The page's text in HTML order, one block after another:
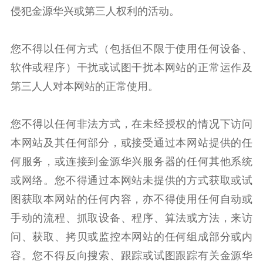
侵犯金源华兴或第三人权利的活动。
您不得以任何方式（包括但不限于使用任何设备、
软件或程序）干扰或试图干扰本网站的正常运作及
第三人人对本网站的正常使用。
您不得以任何非法方式，在未经授权的情况下访问
本网站及其任何部分，或接受通过本网站提供的任
何服务，或连接到金源华兴服务器的任何其他系统
或网络。您不得通过本网站未提供的方式获取或试
图获取本网站的任何内容，亦不得使用任何自动或
手动的流程、抓取设备、程序、算法或方法，来访
问、获取、拷贝或监控本网站的任何组成部分或内
容。您不得反向搜索、跟踪或试图跟踪有关金源华